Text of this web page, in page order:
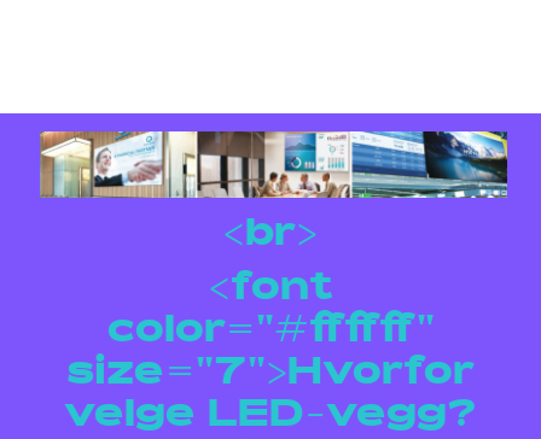
<br>
<font
color="#ffffff"
size="7">Hvorfor
velge LED-vegg?